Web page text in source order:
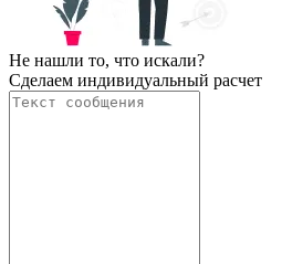
Не нашли то, что искали?
Сделаем индивидуальный расчет